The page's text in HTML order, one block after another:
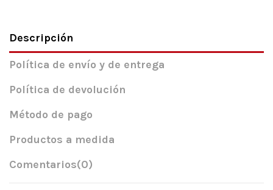
Descripción
Política de envío y de entrega
Política de devolución
Método de pago
Productos a medida
Comentarios(0)